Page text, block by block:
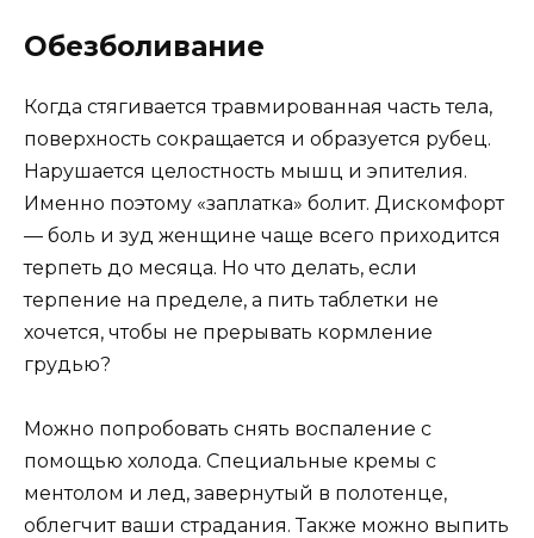
Обезболивание
Когда стягивается травмированная часть тела,
поверхность сокращается и образуется рубец.
Нарушается целостность мышц и эпителия.
Именно поэтому «заплатка» болит. Дискомфорт
— боль и зуд женщине чаще всего приходится
терпеть до месяца. Но что делать, если
терпение на пределе, а пить таблетки не
хочется, чтобы не прерывать кормление
грудью?
Можно попробовать снять воспаление с
помощью холода. Специальные кремы с
ментолом и лед, завернутый в полотенце,
облегчит ваши страдания. Также можно выпить